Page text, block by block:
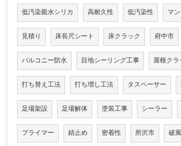
低汚染親水シリカ 高耐久性 低汚染性 マ
見積り 床長尺シート 床クラック 府中市
バルコニー防水 目地シーリング工事 屋根ク
打ち替え工法 打ち増し工法 タスペーサー
足場架設 足場解体 塗装工事 シーラー
プライマー 錆止め 密着性 所沢市 破